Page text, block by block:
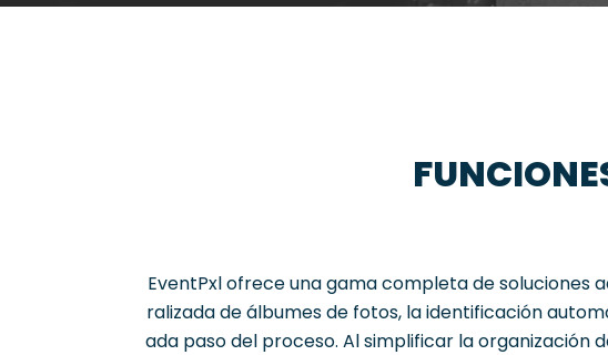
EventPxlofreceunagamacompletadesoluciones
ralizadadeálbumesde fotos, laidentificación
ada pasodel proceso. Alsimplificar laorganización